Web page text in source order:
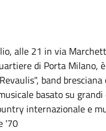
alle 21 in via
di Porta Milano,
band bresciana
basato su grandi
internazionale e
'70